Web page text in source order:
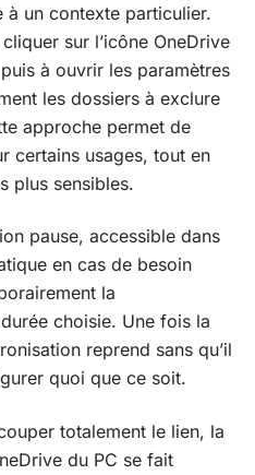
à un contexte particulier.
sur l’icône OneDrive
à ouvrir les paramètres
les dossiers à exclure
approche permet de
certains usages, tout en
plus sensibles.
pause, accessible dans
en cas de besoin
la
choisie. Une fois la
reprend sans qu’il
quoi que ce soit.
totalement le lien, la
du PC se fait